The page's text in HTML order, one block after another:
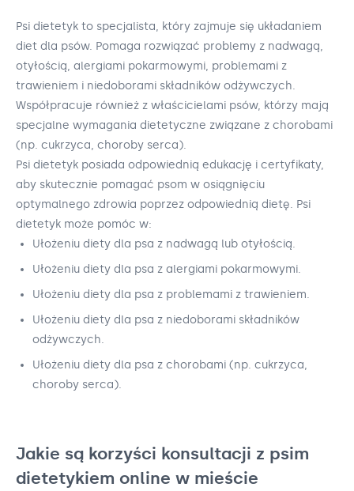
Psi dietetyk to specjalista, który zajmuje się układaniem
diet dla psów. Pomaga rozwiązać problemy z nadwagą,
otyłością, alergiami pokarmowymi, problemami z
trawieniem i niedoborami składników odżywczych.
Współpracuje również z właścicielami psów, którzy mają
specjalne wymagania dietetyczne związane z chorobami
(np. cukrzyca, choroby serca).
Psi dietetyk posiada odpowiednią edukację i certyfikaty,
aby skutecznie pomagać psom w osiągnięciu
optymalnego zdrowia poprzez odpowiednią dietę. Psi
dietetyk może pomóc w:
Ułożeniu diety dla psa z nadwagą lub otyłością.
Ułożeniu diety dla psa z alergiami pokarmowymi.
Ułożeniu diety dla psa z problemami z trawieniem.
Ułożeniu diety dla psa z niedoborami składników
odżywczych.
Ułożeniu diety dla psa z chorobami (np. cukrzyca,
choroby serca).
Jakie są korzyści konsultacji z psim
dietetykiem online w mieście